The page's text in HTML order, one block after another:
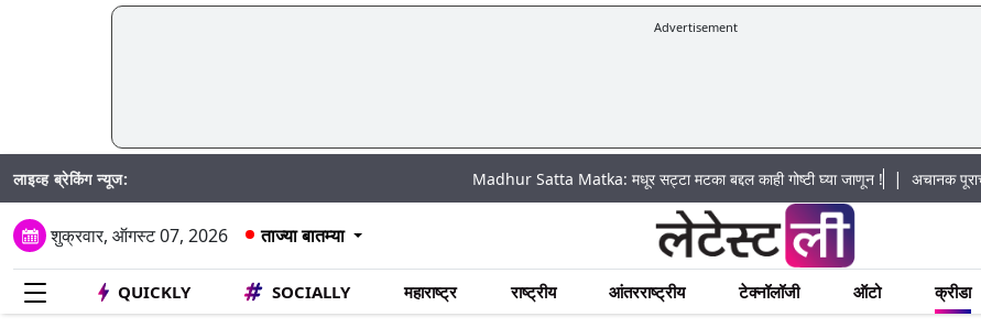
Advertisement
लाइव्ह ब्रेकिंग न्यूज: Madhur Satta Matka: मधूर सट्टा मटका बद्दल काही गोष्टी घ्या जाणून !|अचानक पूराचा धोका:
शुक्रवार, ऑगस्ट 07, 2026 ताज्या बातम्या
QUICKLY SOCIALLY महाराष्ट्र राष्ट्रीय आंतरराष्ट्रीय टेक्नॉलॉजी ऑटो क्रीडा